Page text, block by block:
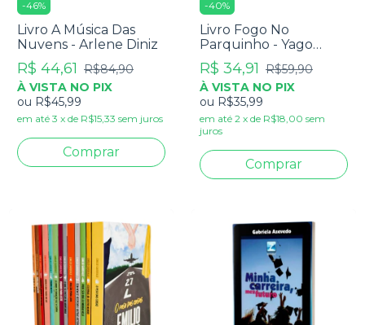
-46%
Livro A Música Das
Nuvens - Arlene Diniz
R$ 44,61 R$84,90
À VISTA NO PIX
ou R$45,99
em até 3 x de R$15,33 sem juros
-40%
Livro Fogo No
Parquinho - Yago
Martins
R$ 34,91 R$59,90
À VISTA NO PIX
ou R$35,99
em até 2 x de R$18,00 sem
juros